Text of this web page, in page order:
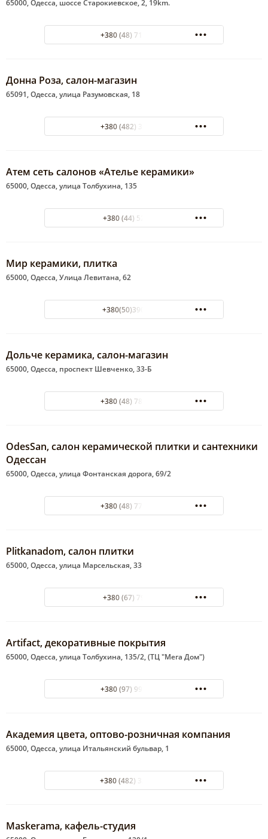
65000, Одесса, шоссе Старокиевское, 2, 19km.
+380 (48) 712-02-07
Донна Роза, салон-магазин
65091, Одесса, улица Разумовская, 18
+380 (482) 33-42-24
Атем сеть салонов «Ателье керамики»
65000, Одесса, улица Толбухина, 135
+380 (44) 5202000
Мир керамики, плитка
65000, Одесса, Улица Левитана, 62
+380(50)390-93-83
Дольче керамика, салон-магазин
65000, Одесса, проспект Шевченко, 33-Б
+380 (48) 785-13-23
OdesSan, салон керамической плитки и сантехники
Одессан
65000, Одесса, улица Фонтанская дорога, 69/2
+380 (48) 770-96-51
Plitkanadom, салон плитки
65000, Одесса, улица Марсельская, 33
+380 (67) 7993360
Artifact, декоративные покрытия
65000, Одесса, улица Толбухина, 135/2, (ТЦ "Мега Дом")
+380 (97) 998-99-81
Академия цвета, оптово-розничная компания
65000, Одесса, улица Итальянский бульвар, 1
+380 (482) 33?23?84
Maskerama, кафель-cтудия